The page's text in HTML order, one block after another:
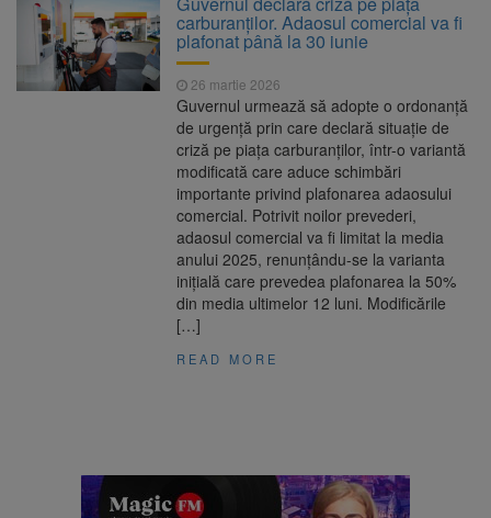
nopții, nu oprirea iluminatului public
7 august 2026
Trafic blocat pe DN1E Brașov
– Poiana Brașov după un accident. Două
persoane primesc îngrijiri medicale
7 august 2026
Dosar de evaziune fiscală de
peste 330.000 de lei, clasat la Brașov după
8 august ar putea deveni
Ziua Europeană de Comemorare a Victimelor
Accidentelor de Muncă
carburanților. Adaosul comercial va fi
plafonat până la 30 iunie
26 martie 2026
Guvernul urmează să adopte o ordonanță
de urgență prin care declară situație de
criză pe piața carburanților, într-o variantă
modificată care aduce schimbări
importante privind plafonarea adaosului
comercial. Potrivit noilor prevederi,
adaosul comercial va fi limitat la media
anului 2025, renunțându-se la varianta
inițială care prevedea plafonarea la 50%
din media ultimelor 12 luni. Modificările
[…]
READ MORE